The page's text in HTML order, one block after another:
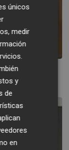
la
plantilla
únicos
medir
y
de
en